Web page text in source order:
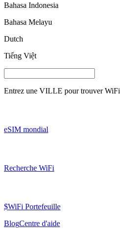
Bahasa Indonesia
Bahasa Melayu
Dutch
Tiếng Việt
Entrez une VILLE pour trouver WiFi
eSIM mondial
Recherche WiFi
$WiFi Portefeuille
BlogCentre d'aide